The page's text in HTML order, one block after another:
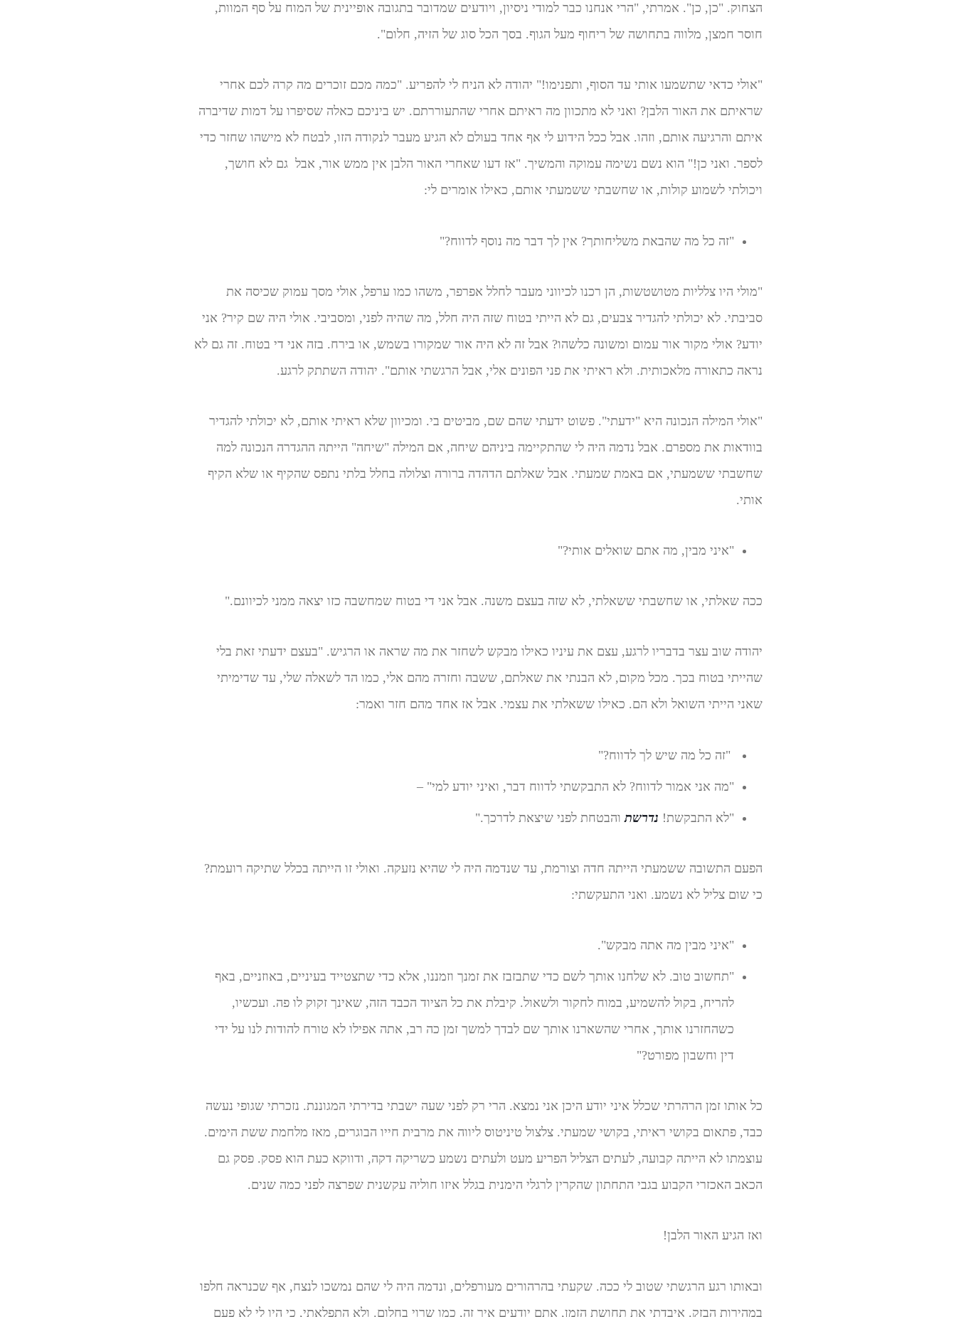
הצחוק. "כן, כן". אמרתי, "הרי אנחנו כבר למודי ניסיון, ויודעים שמדובר בתגובה אופיינית של המוח על סף המוות,
חוסר חמצן, מלווה בתחושה של ריחוף מעל הגוף. בסך הכל סוג של הזיה, חלום".
"אולי כדאי שתשמעו אותי עד הסוף, ותפנימו!" יהודה לא הניח לי להפריע. "כמה מכם זוכרים מה קרה לכם אחרי
שראיתם את האור הלבן? ואני לא מתכוון מה ראיתם אחרי שהתעוררתם. יש ביניכם כאלה שסיפרו על דמות שדיברה
איתם והרגיעה אותם, וזהו. אבל ככל הידוע לי אף אחד בעולם לא הגיע מעבר לנקודה הזו, לבטח לא מישהו שחזר כדי
לספר. ואני כן!" הוא נשם נשימה עמוקה והמשיך. "אז דעו שאחרי האור הלבן אין ממש אור, אבל גם לא חושך,
ויכולתי לשמוע קולות, או שחשבתי ששמעתי אותם, כאילו אומרים לי:
"זה כל מה שהבאת משליחותך? אין לך דבר מה נוסף לדווח?"
"מולי היו צלליות מטושטשות, הן רכנו לכיווני מעבר לחלל אפרפר, משהו כמו ערפל, אולי מסך עמוק שכיסה את
סביבתי. לא יכולתי להגדיר צבעים, גם לא הייתי בטוח שזה היה חלל, מה שהיה לפני, ומסביבי. אולי היה שם קיר? אני
יודע? אולי מקור אור עמום ומשונה כלשהו? אבל זה לא היה אור שמקורו בשמש, או בירח. בזה אני די בטוח. זה גם לא
נראה כתאורה מלאכותית. ולא ראיתי את פני הפונים אלי, אבל הרגשתי אותם". יהודה השתתק לרגע.
"אולי המילה הנכונה היא "ידעתי". פשוט ידעתי שהם שם, מביטים בי. ומכיוון שלא ראיתי אותם, לא יכולתי להגדיר
בוודאות את מספרם. אבל נדמה היה לי שהתקיימה ביניהם שיחה, אם המילה "שיחה" הייתה ההגדרה הנכונה למה
שחשבתי ששמעתי, אם באמת שמעתי. אבל שאלתם הדהדה ברורה וצלולה בחלל בלתי נתפס שהקיף או שלא הקיף
אותי.
"איני מבין, מה אתם שואלים אותי?"
ככה שאלתי, או שחשבתי ששאלתי, לא שזה בעצם משנה. אבל אני די בטוח שמחשבה כזו יצאה ממני לכיוונם."
יהודה שוב עצר בדבריו לרגע, עצם את עיניו כאילו מבקש לשחזר את מה שראה או הרגיש. "בעצם ידעתי זאת בלי
שהייתי בטוח בכך. מכל מקום, לא הבנתי את שאלתם, ששבה וחזרה מהם אלי, כמו הד לשאלה שלי, עד שדימיתי
שאני הייתי השואל ולא הם. כאילו ששאלתי את עצמי. אבל אז אחד מהם חזר ואמר:
"זה כל מה שיש לך לדווח?"
"מה אני אמור לדווח? לא התבקשתי לדווח דבר, ואיני יודע למי" –
"לא התבקשת! נדרשת והבטחת לפני שיצאת לדרכך."
הפעם התשובה ששמעתי הייתה חדה וצורמת, עד שנדמה היה לי שהיא נזעקה. ואולי זו הייתה בכלל שתיקה רועמת?
כי שום צליל לא נשמע. ואני התעקשתי:
"איני מבין מה אתה מבקש".
"תחשוב טוב. לא שלחנו אותך לשם כדי שתבזבז את זמנך וזמננו, אלא כדי שתצטייד בעיניים, באוזניים, באף
להריח, בקול להשמיע, במוח לחקור ולשאול. קיבלת את כל הציוד הכבד הזה, שאינך זקוק לו פה. ועכשיו,
כשהחזרנו אותך, אחרי שהשארנו אותך שם לבדך למשך זמן כה רב, אתה אפילו לא טורח להודות לנו על ידי
דין וחשבון מפורט?"
כל אותו זמן הרהרתי שכלל איני יודע היכן אני נמצא. הרי רק לפני שעה ישבתי בדירתי המגוננת. נזכרתי שגופי נעשה
כבד, פתאום בקושי ראיתי, בקושי שמעתי. צלצול טיניטוס ליווה את מרבית חייו הבוגרים, מאז מלחמת ששת הימים.
עוצמתו לא הייתה קבועה, לעתים הצליל הפריע מעט ולעתים נשמע כשריקה דקה, ודווקא כעת הוא פסק. פסק גם
הכאב האכזרי הקבוע בגבי התחתון שהקרין לרגלי הימנית בגלל איזו חוליה עקשנית שפרצה לפני כמה שנים.
ואז הגיע האור הלבן!
ובאותו רגע הרגשתי שטוב לי ככה. שקעתי בהרהורים מעורפלים, ונדמה היה לי שהם נמשכו לנצח, אף שכנראה חלפו
במהירות הבזק. איבדתי את תחושת הזמן, אתם יודעים איך זה, כמו שרוי בחלום. ולא התפלאתי, כי היו לי לא פעם